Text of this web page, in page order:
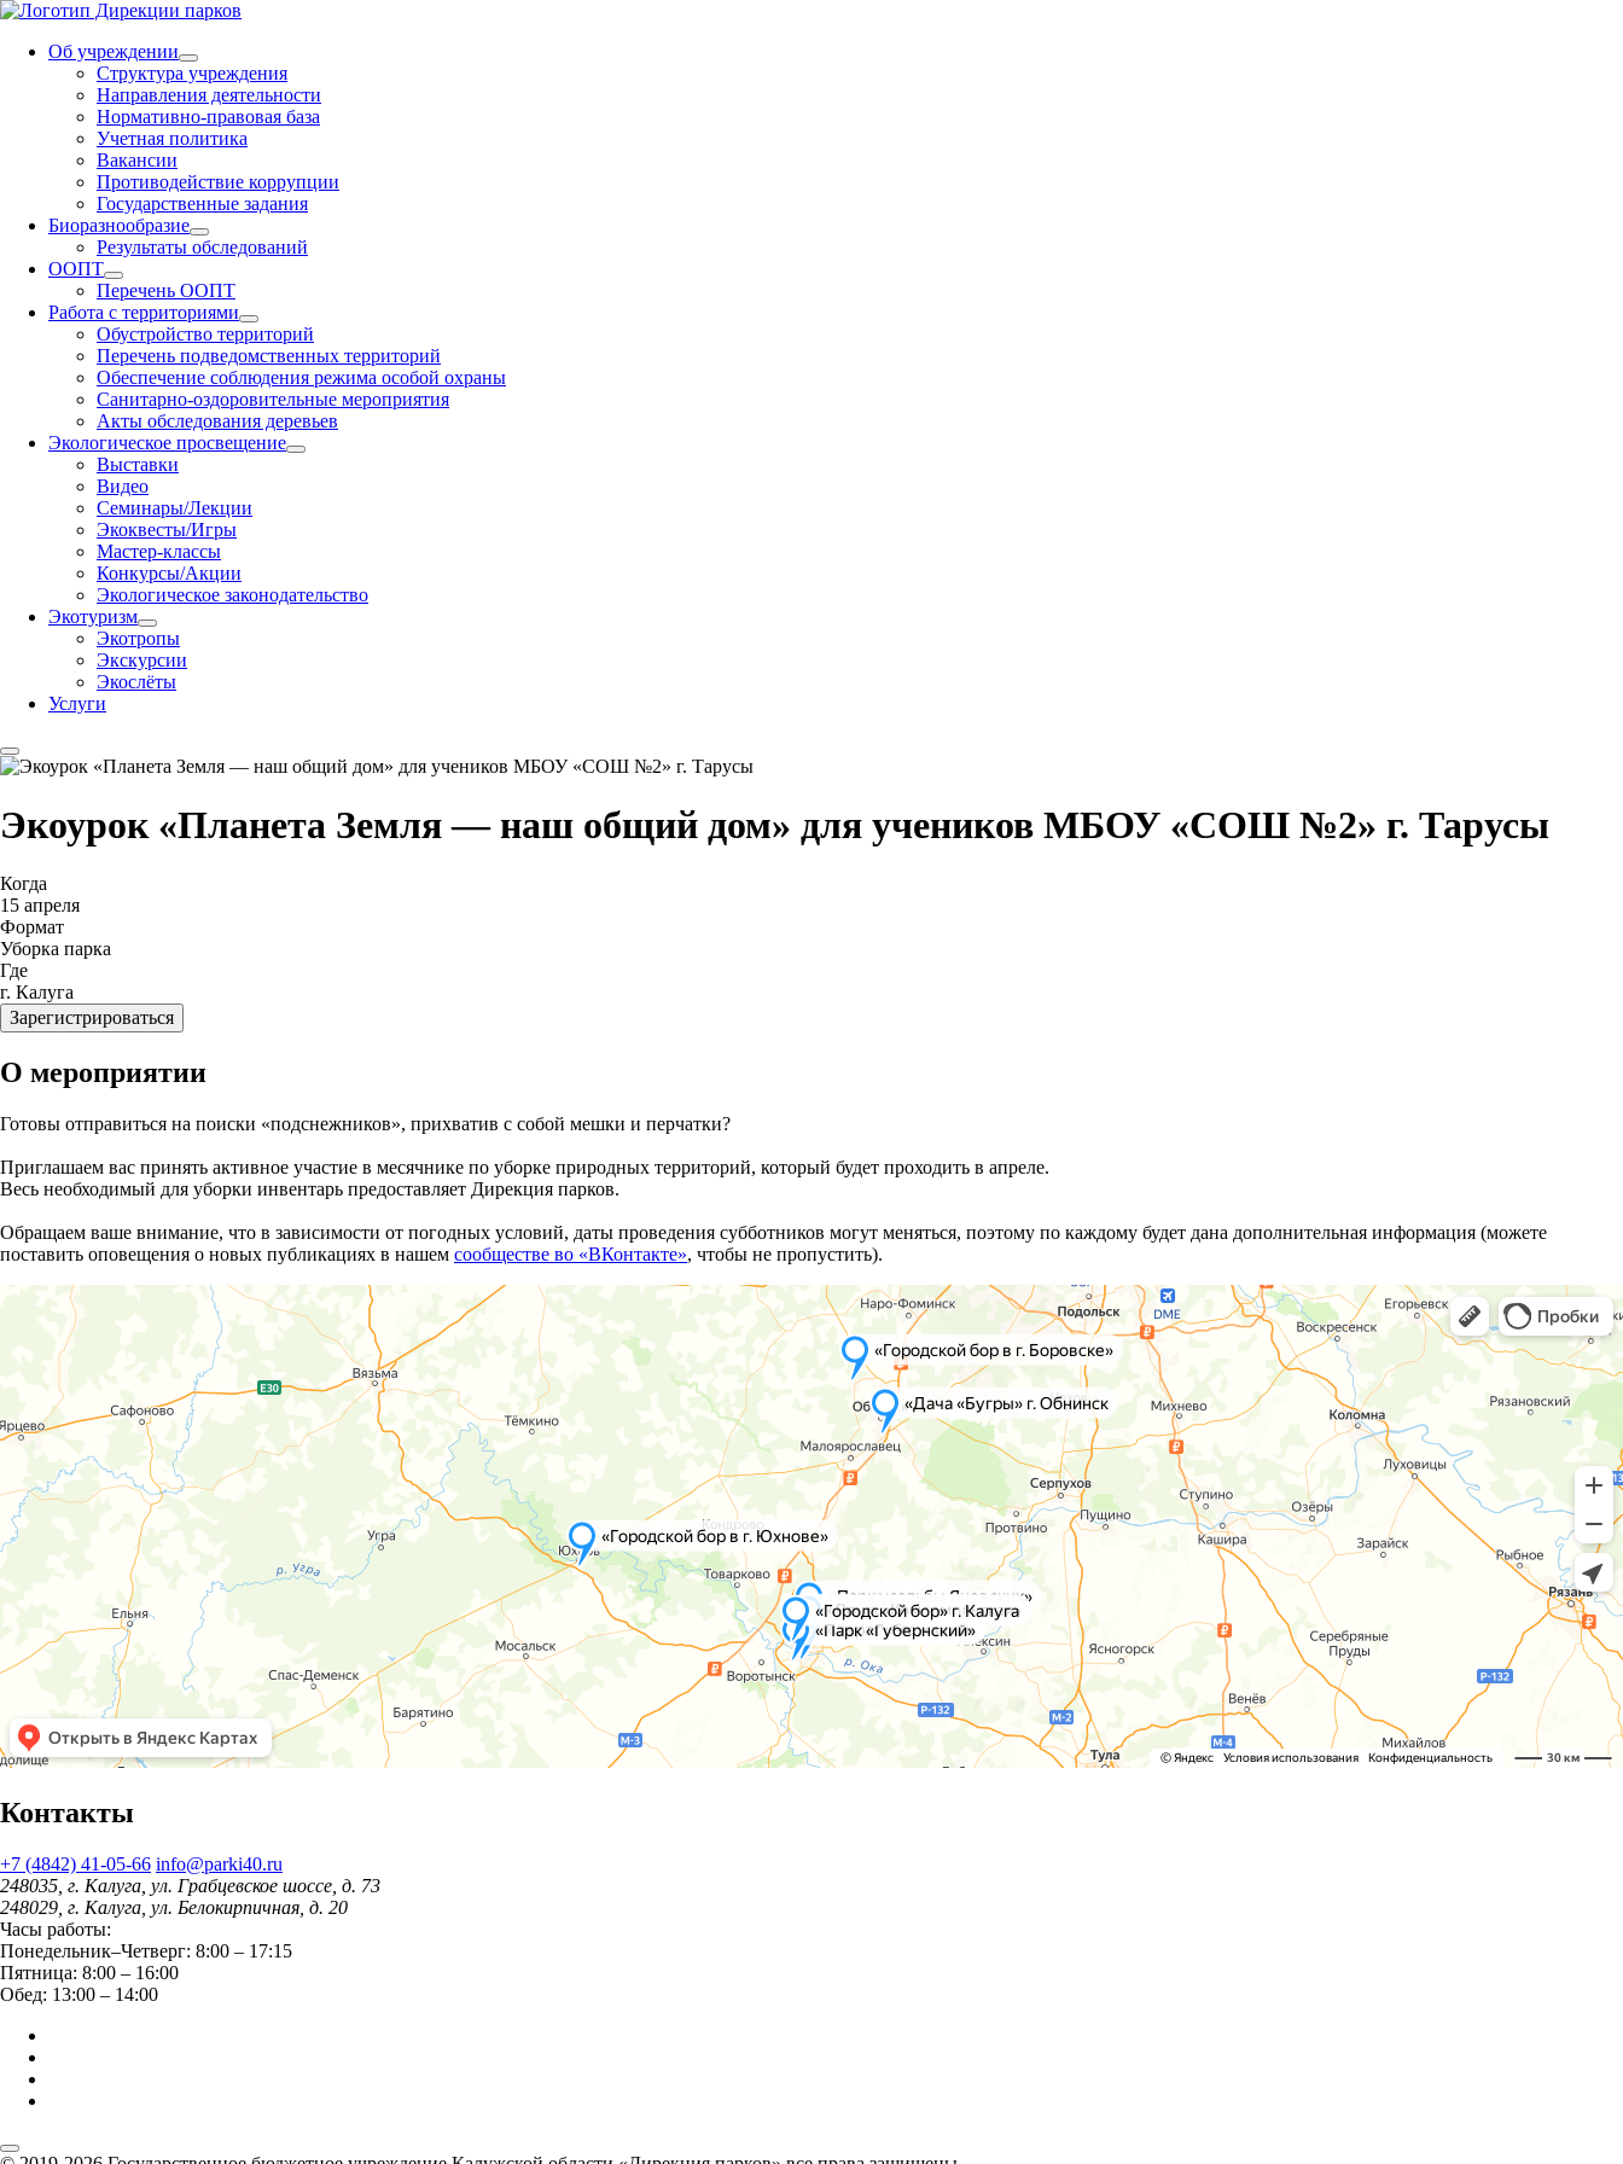
Об учреждении
Структура учреждения
Направления деятельности
Нормативно-правовая база
Учетная политика
Вакансии
Противодействие коррупции
Государственные задания
Биоразнообразие
Результаты обследований
ООПТ
Перечень ООПТ
Работа с территориями
Обустройство территорий
Перечень подведомственных территорий
Обеспечение соблюдения режима особой охраны
Санитарно-оздоровительные мероприятия
Акты обследования деревьев
Экологическое просвещение
Выставки
Видео
Семинары/Лекции
Экоквесты/Игры
Мастер-классы
Конкурсы/Акции
Экологическое законодательство
Экотуризм
Экотропы
Экскурсии
Экослёты
Услуги
Экоурок «Планета Земля — наш общий дом» для учеников МБОУ «СОШ №2» г. Тарусы
Когда
15 апреля
Формат
Уборка парка
Где
г. Калуга
Зарегистрироваться
О мероприятии
Готовы отправиться на поиски «подснежников», прихватив с собой мешки и перчатки?
Приглашаем вас принять активное участие в месячнике по уборке природных территорий, который будет проходить в апреле.
Весь необходимый для уборки инвентарь предоставляет Дирекция парков.
Обращаем ваше внимание, что в зависимости от погодных условий, даты проведения субботников могут меняться, поэтому по каждому будет дана дополнительная информация (можете
поставить оповещения о новых публикациях в нашем сообществе во «ВКонтакте», чтобы не пропустить).
Контакты
+7 (4842) 41-05-66 info@parki40.ru
248035, г. Калуга, ул. Грабцевское шоссе, д. 73
248029, г. Калуга, ул. Белокирпичная, д. 20
Часы работы:
Понедельник–Четверг: 8:00 – 17:15
Пятница: 8:00 – 16:00
Обед: 13:00 – 14:00